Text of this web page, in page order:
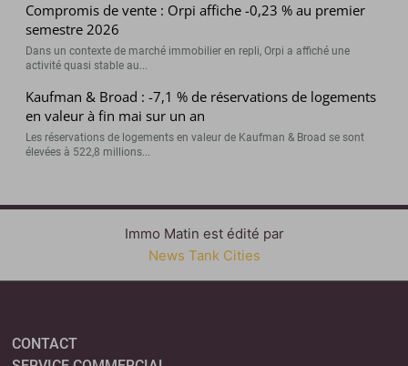
Compromis de vente : Orpi affiche -0,23 % au premier
semestre 2026
Dans un contexte de marché immobilier en repli, Orpi a affiché une
activité quasi stable au...
Kaufman & Broad : -7,1 % de réservations de logements
en valeur à fin mai sur un an
Les réservations de logements en valeur de Kaufman & Broad se sont
élevées à 522,8 millions...
Immo Matin est édité par
News Tank Cities
CONTACT